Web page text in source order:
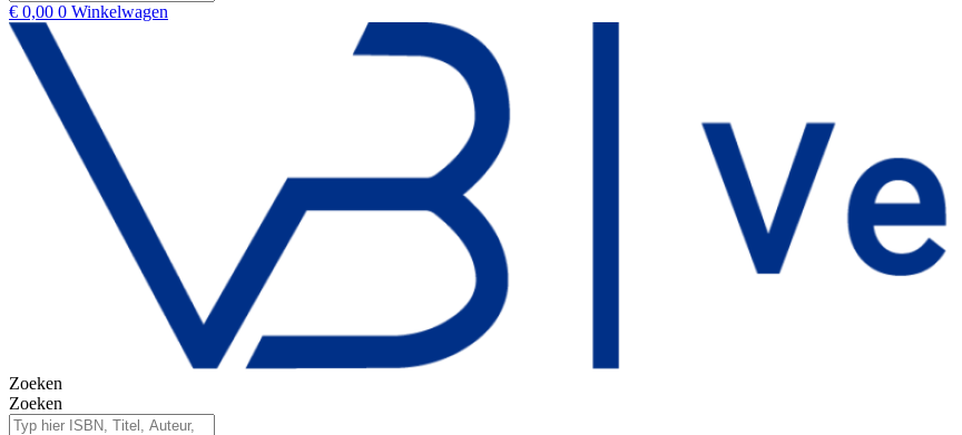
€ 0,00 0 Winkelwagen
Zoeken
Zoeken